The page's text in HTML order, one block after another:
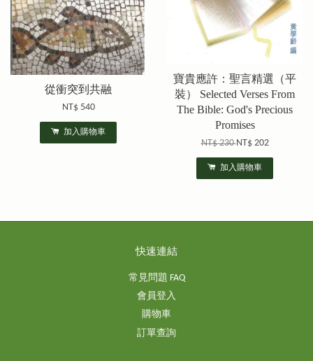
從衝突到共融
NT$ 540
加入購物車
寶貴應許：聖言精選（平
裝） Selected Verses From
The Bible: God's Precious
Promises
NT$ 230NT$ 202
加入購物車
快速連結
常見問題 FAQ
會員登入
購物車
訂單查詢